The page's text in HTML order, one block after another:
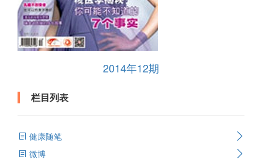
2014年12期
栏目列表
健康随笔
微博